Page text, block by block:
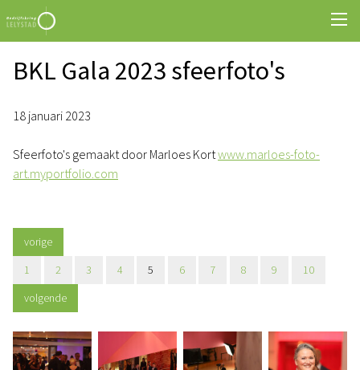
BKL Gala 2023 sfeerfoto's
18 januari 2023
Sfeerfoto's gemaakt door Marloes Kortwww.marloes-foto-
art.myportfolio.com
vorige
1
2 3 4 5 6 7 8 9
10
volgende